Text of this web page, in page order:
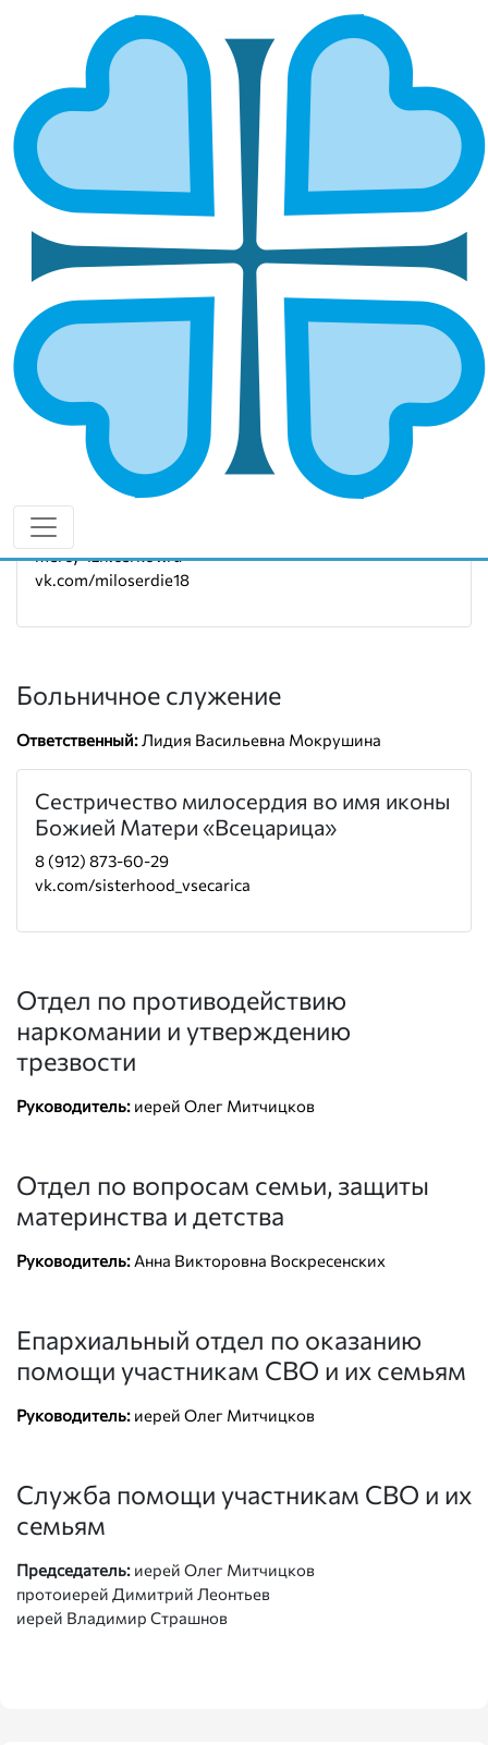
ИЖЕВСКАЯ И УДМУРТСКАЯ
ГЛАВНАЯ МИТРОПОЛИИ ИЖЕВСКАЯ И УДМУРТСКАЯ
Епархией управляет митрополит Ижевский и
Удмуртский Викорин
ОСНОВНЫЕ НАПРАВЛЕНИЯ
РАБОТЫ
Социальное служение
Социальный отдел епархии
Руководитель:
8 (912) 007-17-82
mercy-izh.cerkov.ru
vk.com/miloserdie18
Больничное служение
Ответственный: Лидия Васильевна Мокрушина
Сестричество милосердия во имя иконы
Божией Матери «Всецарица»
8 (912) 873-60-29
vk.com/sisterhood_vsecarica
Отдел по противодействию
наркомании и утверждению
трезвости
Руководитель: иерей Олег Митчицков
Отдел по вопросам семьи, защиты
материнства и детства
Руководитель: Анна Викторовна Воскресенских
Епархиальный отдел по оказанию
помощи участникам СВО и их семьям
Руководитель: иерей Олег Митчицков
Служба помощи участникам СВО и их
семьям
Председатель: иерей Олег Митчицков
протоиерей Димитрий Леонтьев
иерей Владимир Страшнов